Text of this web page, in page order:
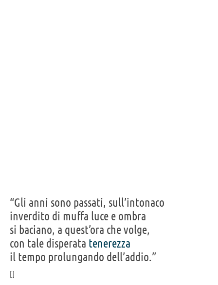
“Gli anni sono passati, sull’intonaco
inverdito di muffa luce e ombra
si baciano, a quest’ora che volge,
con tale disperata tenerezza
il tempo prolungando dell’addio.”